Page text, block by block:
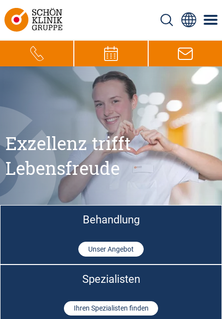
Exzellenz trifft
Lebensfreude
Behandlung
Unser Angebot
Spezialisten
Ihren Spezialisten finden